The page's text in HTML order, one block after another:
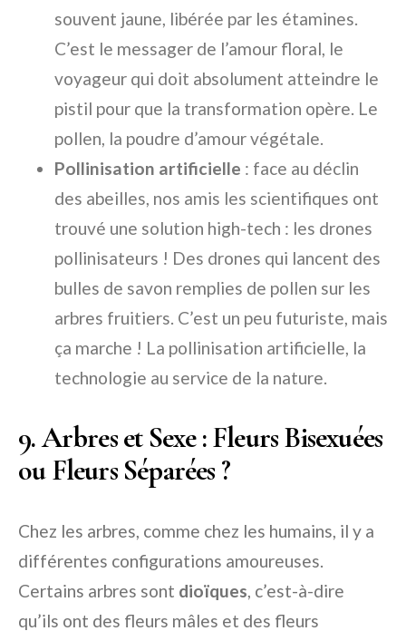
souvent jaune, libérée par les étamines.
C’est le messager de l’amour floral, le
voyageur qui doit absolument atteindre le
pistil pour que la transformation opère. Le
pollen, la poudre d’amour végétale.
Pollinisation artificielle : face au déclin
des abeilles, nos amis les scientifiques ont
trouvé une solution high-tech : les drones
pollinisateurs ! Des drones qui lancent des
bulles de savon remplies de pollen sur les
arbres fruitiers. C’est un peu futuriste, mais
ça marche ! La pollinisation artificielle, la
technologie au service de la nature.
9. Arbres et Sexe : Fleurs Bisexuées
ou Fleurs Séparées ?
Chez les arbres, comme chez les humains, il y a
différentes configurations amoureuses.
Certains arbres sont dioïques, c’est-à-dire
qu’ils ont des fleurs mâles et des fleurs